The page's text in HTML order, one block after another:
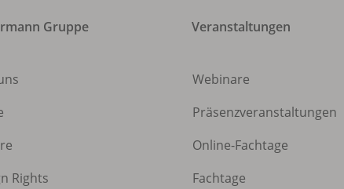
Gruppe
Rights
Veranstaltungen
Webinare
Präsenzveranstaltungen
Online-Fachtage
Fachtage